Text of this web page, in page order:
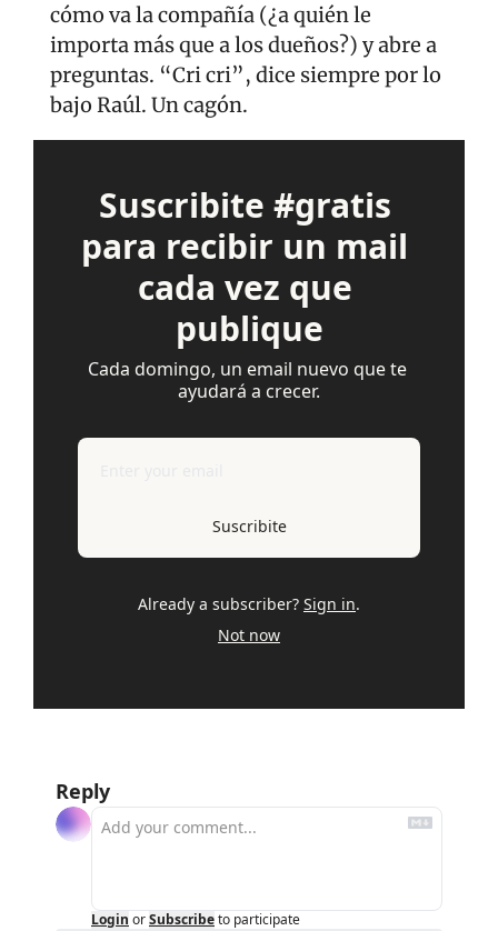
cómo va la compañía (¿a quién le
importa más que a los dueños?) y abre a
preguntas. “Cri cri”, dice siempre por lo
bajo Raúl. Un cagón.
Suscribite #gratis
para recibir un mail
cada vez que
publique
Cada domingo, un email nuevo que te
ayudará a crecer.
Suscribite
Already a subscriber? Sign in.
Not now
Reply
Login orSubscribeto participate